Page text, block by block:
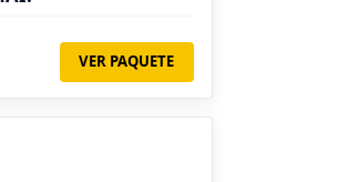
VER PAQUETE